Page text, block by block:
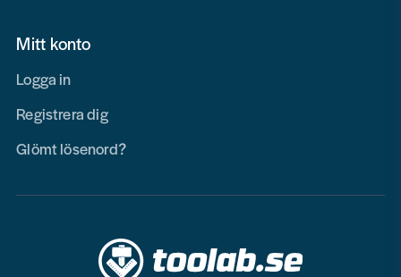
Mitt konto
Logga in
Registrera dig
Glömt lösenord?